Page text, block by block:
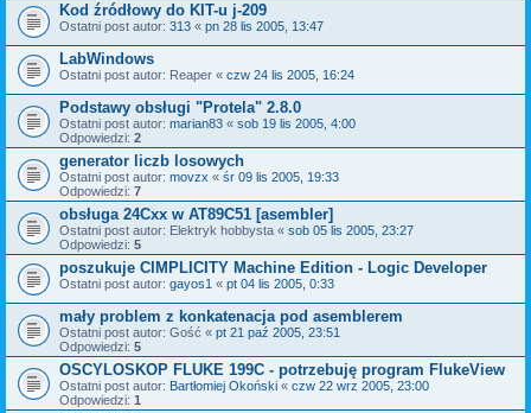
Kod źródłowy do KIT-u j-209
Ostatni post autor: 313 « pn 28 lis 2005, 13:47
LabWindows
Ostatni post autor: Reaper « czw 24 lis 2005, 16:24
Podstawy obsługi "Protela" 2.8.0
Ostatni post autor: marian83 « sob 19 lis 2005, 4:00
Odpowiedzi: 2
generator liczb losowych
Ostatni post autor: movzx « śr 09 lis 2005, 19:33
Odpowiedzi: 7
obsługa 24Cxx w AT89C51 [asembler]
Ostatni post autor: Elektryk hobbysta « sob 05 lis 2005, 23:27
Odpowiedzi: 5
poszukuje CIMPLICITY Machine Edition - Logic Developer
Ostatni post autor: gayos1 « pt 04 lis 2005, 0:33
mały problem z konkatenacja pod asemblerem
Ostatni post autor: Gość « pt 21 paź 2005, 23:51
Odpowiedzi: 5
OSCYLOSKOP FLUKE 199C - potrzebuję program FlukeView
Ostatni post autor: Bartłomiej Okoński « czw 22 wrz 2005, 23:00
Odpowiedzi: 1